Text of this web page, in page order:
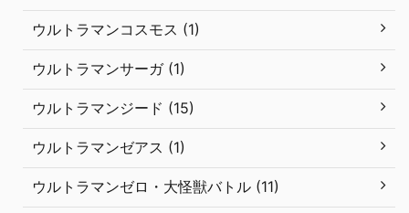
ウルトラマンコスモス (1)
ウルトラマンサーガ (1)
ウルトラマンジード (15)
ウルトラマンゼアス (1)
ウルトラマンゼロ・大怪獣バトル (11)